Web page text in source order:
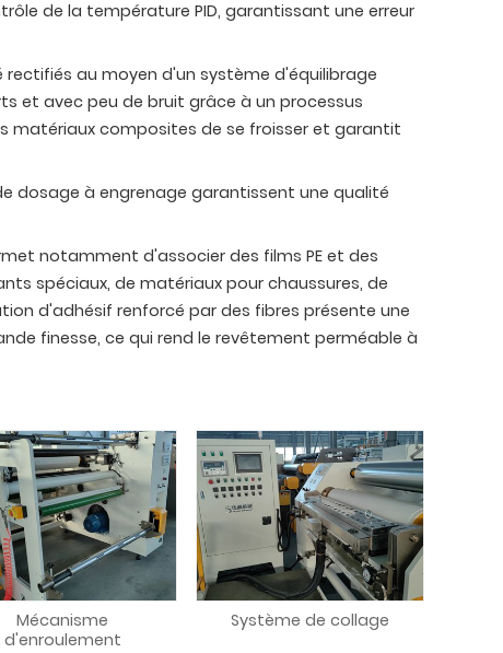
de la température PID, garantissant une erreur
au moyen d'un système d'équilibrage
et avec peu de bruit grâce à un processus
matériaux composites de se froisser et garantit
dosage à engrenage garantissent une qualité
notamment d'associer des films PE et des
spéciaux, de matériaux pour chaussures, de
d'adhésif renforcé par des fibres présente une
finesse, ce qui rend le revêtement perméable à
Mécanisme
d'enroulement
Système de collage